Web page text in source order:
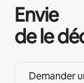
Envie
de le
Demander